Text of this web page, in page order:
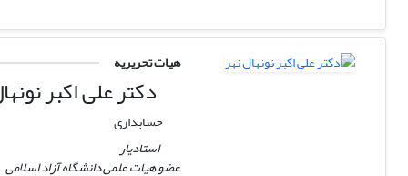
هیات تحریریه
دکتر علی اکبر
حسابداری
استادیار
عضو هیات علمی دانشگاه آزاد اسلامی